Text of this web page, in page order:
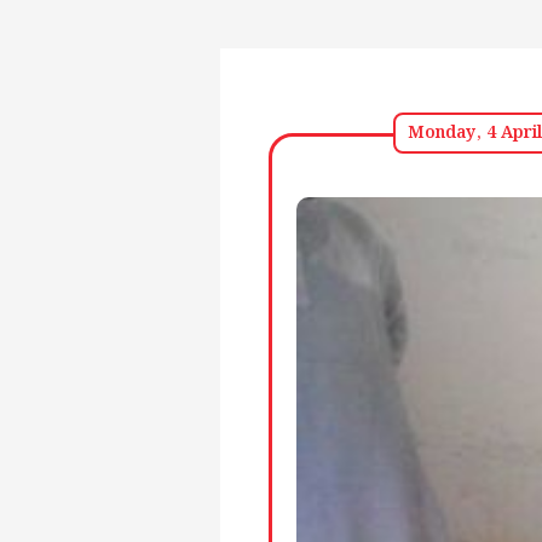
Monday, 4